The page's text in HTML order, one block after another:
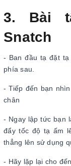
3. Bài
Snatch
- Ban đầu tạ đặt
phía sau.
- Tiếp đến bạn
chân
- Ngay lập tức bạn
đẩy tốc độ tạ ấm
thẳng lên sử dụng
- Hãy lặp lại cho